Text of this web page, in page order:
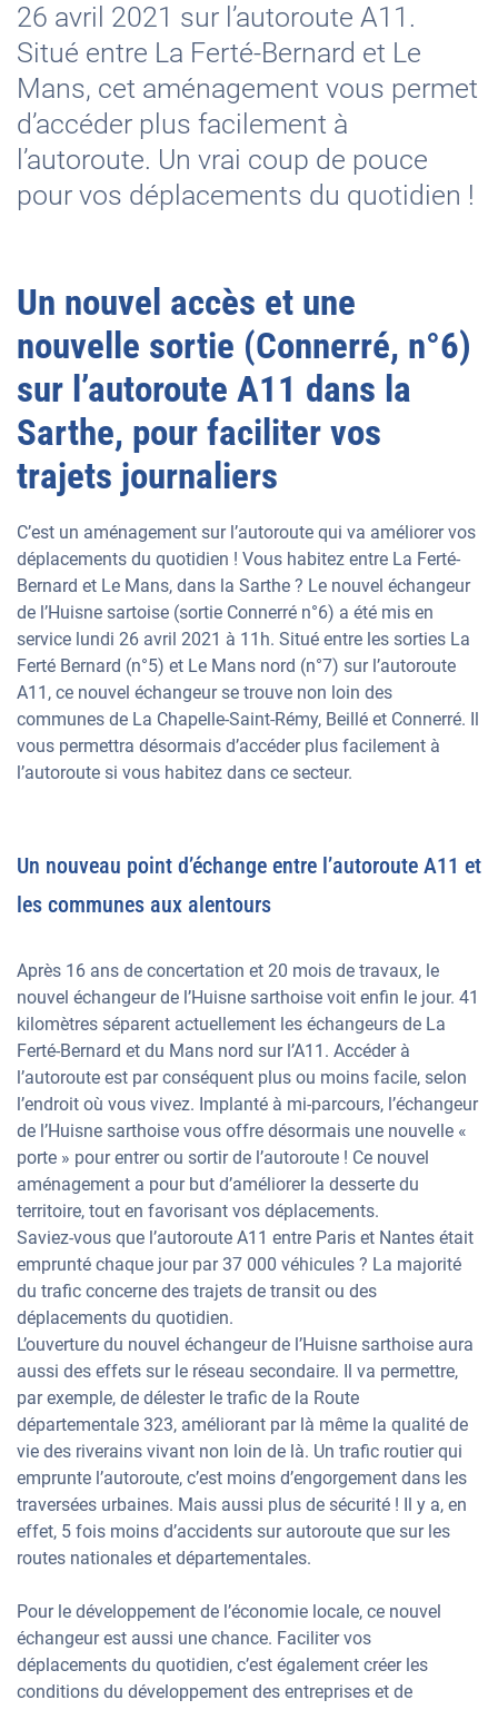
26 avril 2021 sur l’autoroute A11.
Situé entre La Ferté-Bernard et Le
Mans, cet aménagement vous permet
d’accéder plus facilement à
l’autoroute. Un vrai coup de pouce
pour vos déplacements du quotidien !
Un nouvel accès et une
nouvelle sortie (Connerré, n°6)
sur l’autoroute A11 dans la
Sarthe, pour faciliter vos
trajets journaliers
C’est un aménagement sur l’autoroute qui va améliorer vos
déplacements du quotidien ! Vous habitez entre La Ferté-
Bernard et Le Mans, dans la Sarthe ? Le nouvel échangeur
de l’Huisne sartoise (sortie Connerré n°6) a été mis en
service lundi 26 avril 2021 à 11h. Situé entre les sorties La
Ferté Bernard (n°5) et Le Mans nord (n°7) sur l’autoroute
A11, ce nouvel échangeur se trouve non loin des
communes de La Chapelle-Saint-Rémy, Beillé et Connerré. Il
vous permettra désormais d’accéder plus facilement à
l’autoroute si vous habitez dans ce secteur.
Un nouveau point d’échange entre l’autoroute A11 et
les communes aux alentours
Après 16 ans de concertation et 20 mois de travaux, le
nouvel échangeur de l’Huisne sarthoise voit enfin le jour. 41
kilomètres séparent actuellement les échangeurs de La
Ferté-Bernard et du Mans nord sur l’A11. Accéder à
l’autoroute est par conséquent plus ou moins facile, selon
l’endroit où vous vivez. Implanté à mi-parcours, l’échangeur
de l’Huisne sarthoise vous offre désormais une nouvelle «
porte » pour entrer ou sortir de l’autoroute ! Ce nouvel
aménagement a pour but d’améliorer la desserte du
territoire, tout en favorisant vos déplacements.
Saviez-vous que l’autoroute A11 entre Paris et Nantes était
emprunté chaque jour par 37 000 véhicules ? La majorité
du trafic concerne des trajets de transit ou des
déplacements du quotidien.
L’ouverture du nouvel échangeur de l’Huisne sarthoise aura
aussi des effets sur le réseau secondaire. Il va permettre,
par exemple, de délester le trafic de la Route
départementale 323, améliorant par là même la qualité de
vie des riverains vivant non loin de là. Un trafic routier qui
emprunte l’autoroute, c’est moins d’engorgement dans les
traversées urbaines. Mais aussi plus de sécurité ! Il y a, en
effet, 5 fois moins d’accidents sur autoroute que sur les
routes nationales et départementales.
Pour le développement de l’économie locale, ce nouvel
échangeur est aussi une chance. Faciliter vos
déplacements du quotidien, c’est également créer les
conditions du développement des entreprises et de